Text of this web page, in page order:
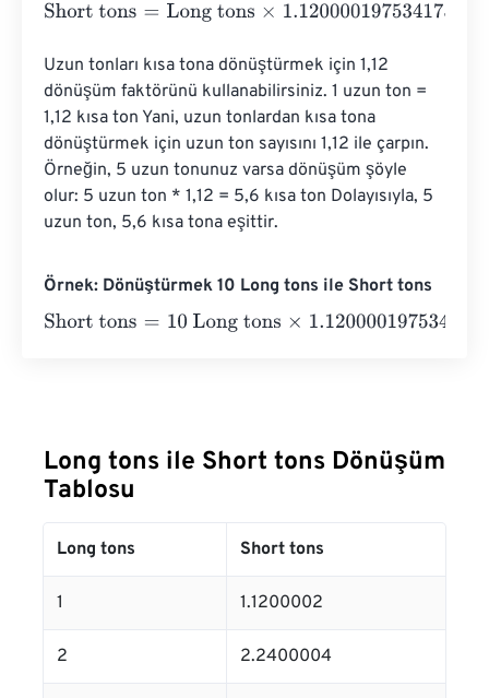
Short tons= Long tons ×1.120000197534175
Uzun tonları kısa tona dönüştürmek için 1,12
dönüşüm faktörünü kullanabilirsiniz. 1 uzun ton =
1,12 kısa ton Yani, uzun tonlardan kısa tona
dönüştürmek için uzun ton sayısını 1,12 ile çarpın.
Örneğin, 5 uzun tonunuz varsa dönüşüm şöyle
olur: 5 uzun ton * 1,12 = 5,6 kısa ton Dolayısıyla, 5
uzun ton, 5,6 kısa tona eşittir.
Örnek: Dönüştürmek 10 Long tons ile Short tons
Short tons= 10 Long tons ×1.120000197534175=
Long tons ile Short tons Dönüşüm
Tablosu
Long tons Short tons
1 1.1200002
2 2.2400004